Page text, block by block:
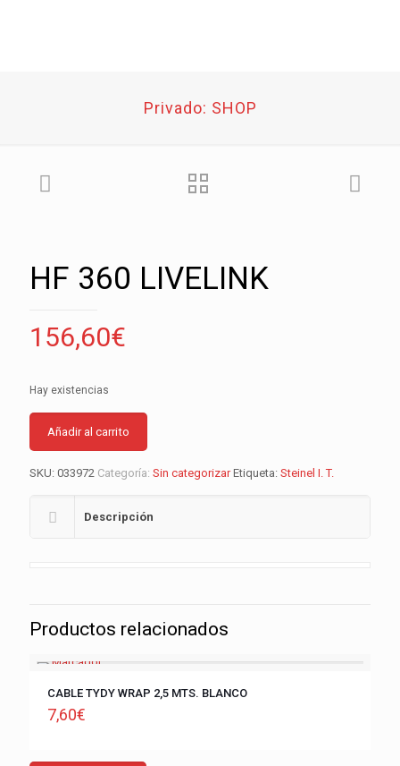
Privado: SHOP
HF 360 LIVELINK
156,60€
Hay existencias
Añadir al carrito
SKU: 033972 Categoría: Sin categorizar Etiqueta: Steinel I. T.
Descripción
Productos relacionados
CABLE TYDY WRAP 2,5 MTS. BLANCO
7,60€